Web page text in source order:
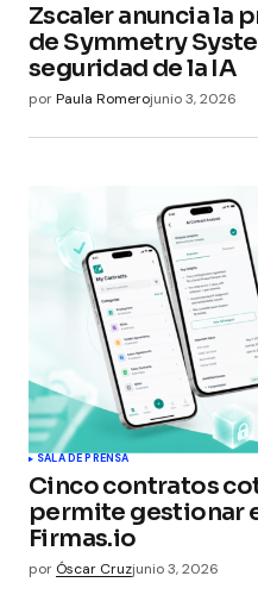
Zscaler anuncia la
de Symmetry
seguridad de la IA
porPaula Romerojunio 3, 2026
SALA DE PRENSA
Cinco contratos
permite gestionar
Firmas.io
por Óscar Cruzjunio 3, 2026